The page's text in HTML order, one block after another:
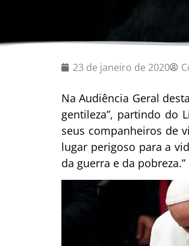
23 de janeiro de 2020
Na Audiência Geral
gentileza”, partindo do
seus companheiros de
lugar perigoso para a
da guerra e da pobreza.”